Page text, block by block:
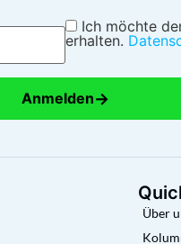
Ich möchte
erhalten.
Anmelden→
Über